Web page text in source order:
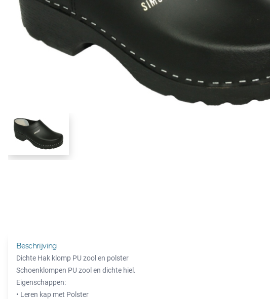
Beschrijving
Dichte Hak klomp PU zool en polster
Schoenklompen PU zool en dichte hiel.
Eigenschappen:
• Leren kap met Polster